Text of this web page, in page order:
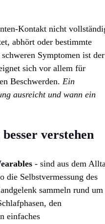
Kontakt nicht
abhört oder bestimmte
Symptomen ist der
sich vor allem für
Beschwerden. Ein
ausreicht und wann ein
verstehen
- sind aus dem
die Selbstvermessung des
sammeln rund um
den
einfaches